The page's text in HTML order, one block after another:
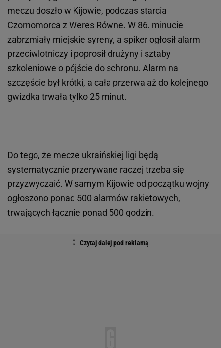
meczu doszło w Kijowie, podczas starcia
Czornomorca z Weres Równe. W 86. minucie
zabrzmiały miejskie syreny, a spiker ogłosił alarm
przeciwlotniczy i poprosił drużyny i sztaby
szkoleniowe o pójście do schronu. Alarm na
szczęście był krótki, a cała przerwa aż do kolejnego
gwizdka trwała tylko 25 minut.
Do tego, że mecze ukraińskiej ligi będą
systematycznie przerywane raczej trzeba się
przyzwyczaić. W samym Kijowie od początku wojny
ogłoszono ponad 500 alarmów rakietowych,
trwających łącznie ponad 500 godzin.